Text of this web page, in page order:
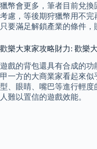
獵幣會更多，筆者目前兌
考慮，等後期狩獵幣用不完
只要滿足解鎖產業的條件，
歡樂大東家攻略財力: 歡樂
遊戲的背包還具有合成的
甲一方的大商業家看起來
型、眼睛、嘴巴等進行輕度
人難以置信的遊戲效能。